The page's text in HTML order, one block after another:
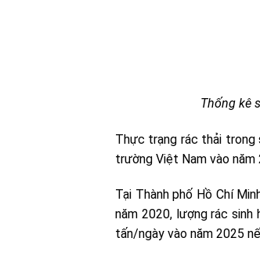
Thống kê
Thực trạng rác thải trong
trường Việt Nam vào năm
Tại Thành phố Hồ Chí
năm 2020, lượng rác
tấn/ngày vào năm 2025